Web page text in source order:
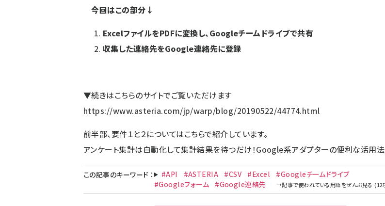
今回はこの部分↓
ExcelファイルをPDFに変換し、Googleチームドライブで共有
収集した連絡先をGoogle連絡先に登録
▼続きはこちらのサイトでご覧いただけます
https://www.asteria.com/jp/warp/blog/20190522/44774.html
前半部、要件１と２についてはこちらで紹介しています。
アンケート集計は自動化して集計結果を待つだけ！Google系アダプターの便利な活用法
この記事のキーワード ： #API #ASTERIA #CSV #Excel
#Googleチームドライブ
#Googleフォーム
#Google連絡先